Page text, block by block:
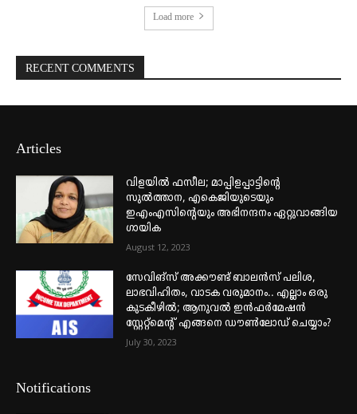
Load more
RECENT COMMENTS
Articles
വിളയിൽ ഫസീല; മാപ്പിളപ്പാട്ടിന്റെ
സുൽത്താന, എകെജിയുടെയും
ഇഎംഎസിന്റെയും അഭിനന്ദനം ഏറ്റുവാങ്ങിയ
ഗായിക
August 12, 2023
സേവിങ്സ് അക്കൗണ്ട് ബാലൻസ് പലിശ,
ലാഭവിഹിതം, വാടക വരുമാനം.. എല്ലാം ഒരു
കുടകീഴിൽ; ആനുവൽ ഇൻഫർമേഷൻ
സ്റ്റേറ്റ്മെന്റ് എങ്ങനെ ഡൗൺലോഡ് ചെയ്യാം?
July 30, 2023
Notifications